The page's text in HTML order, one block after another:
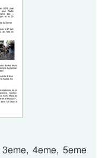
4eme, 5eme